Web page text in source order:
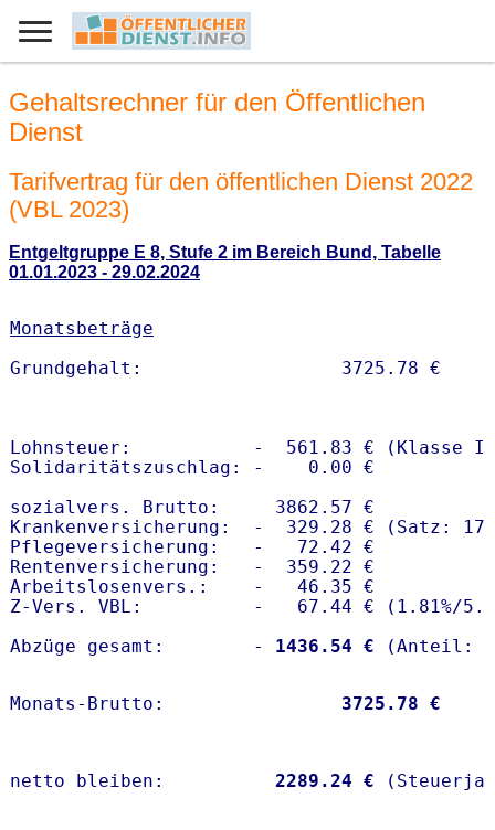
Gehaltsrechner für den Öffentlichen
Dienst
Tarifvertrag für den öffentlichen Dienst 2022
(VBL 2023)
Entgeltgruppe E 8, Stufe 2 im Bereich Bund, Tabelle
01.01.2023 - 29.02.2024
Monatsbeträge
Lohnsteuer:           -  561.83 € (Klasse I)
Solidaritätszuschlag: -    0.00 €
sozialvers. Brutto:     3862.57 €
Krankenversicherung:  -  329.28 € (Satz:
Pflegeversicherung:   -   72.42 €
Rentenversicherung:   -  359.22 €
Arbeitslosenvers.:    -   46.35 €
Z-Vers. VBL:          -   67.44 € ( 1.81%/
Abzüge gesamt:        -
1436.54 €
Monats-Brutto: 3725.78 €
netto bleiben: 2289.24 €